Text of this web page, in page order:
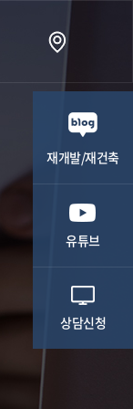
재개발/재건축
유튜브
상담신청